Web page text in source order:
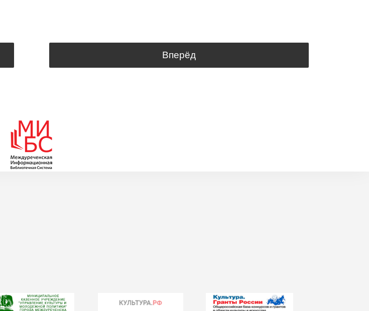
Вперёд